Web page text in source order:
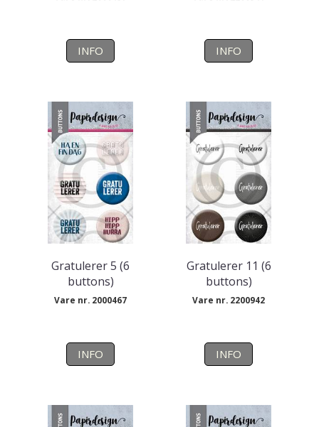
INFO INFO
Gratulerer 5 (6
buttons)
Vare nr. 2000467
INFO
Gratulerer 11 (6
buttons)
Vare nr. 2200942
INFO